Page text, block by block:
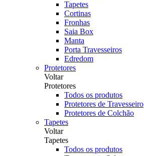
Tapetes
Cortinas
Fronhas
Saia Box
Manta
Porta Travesseiros
Edredom
Protetores
Voltar
Protetores
Todos os produtos
Protetores de Travesseiro
Protetores de Colchão
Tapetes
Voltar
Tapetes
Todos os produtos